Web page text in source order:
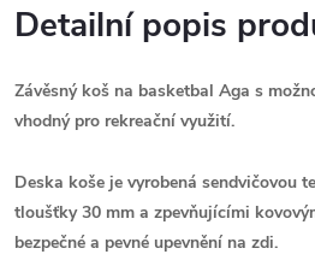
Detailní popis
Závěsný koš na basketbal Aga s
vhodný pro rekreační využití.
Deska koše je vyrobená sendvičovou
tloušťky 30 mm a zpevňujícími
bezpečné a pevné upevnění na zdi.